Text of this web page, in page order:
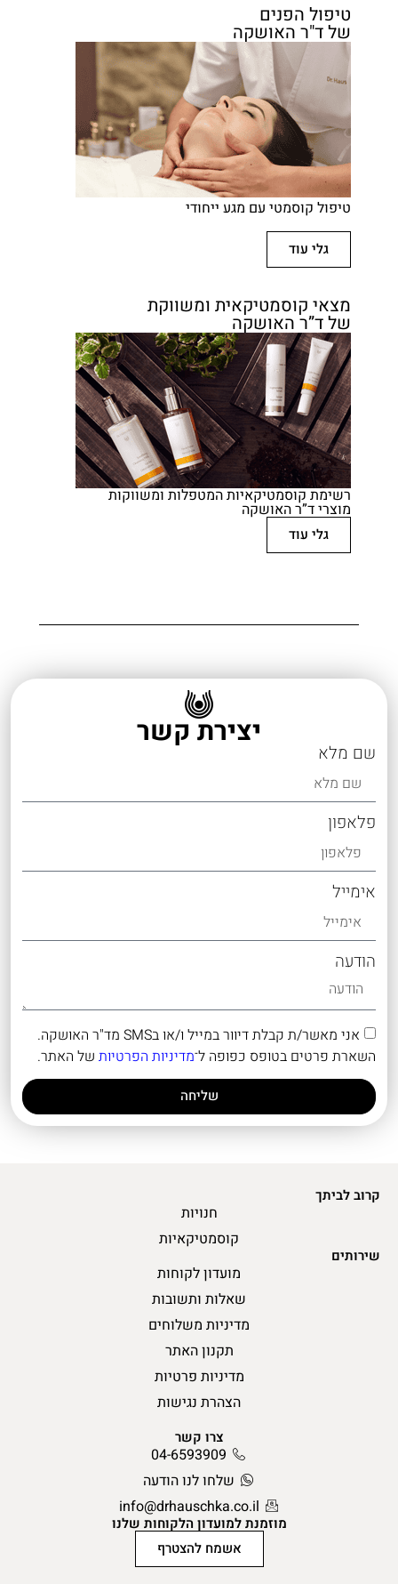
טיפול הפנים
של ד"ר האושקה
טיפול קוסמטי עם מגע ייחודי
גלי עוד
מצאי קוסמטיקאית ומשווקת
של ד”ר האושקה
רשימת קוסמטיקאיות המטפלות ומשווקות
מוצרי ד”ר האושקה
גלי עוד
יצירת קשר
שם מלא
פלאפון
אימייל
הודעה
אני מאשר/ת קבלת דיוור במייל ו/או בSMS מד"ר האושקה.
השארת פרטים בטופס כפופה ל־מדיניות הפרטיותשל האתר.
שליחה
קרוב לביתך
חנויות
קוסמטיקאיות
שירותים
מועדון לקוחות
שאלות ותשובות
מדיניות משלוחים
תקנון האתר
מדיניות פרטיות
הצהרת נגישות
צרו קשר
04-6593909
שלחו לנו הודעה
info@drhauschka.co.il
מוזמנת למועדון הלקוחות שלנו
אשמח להצטרף